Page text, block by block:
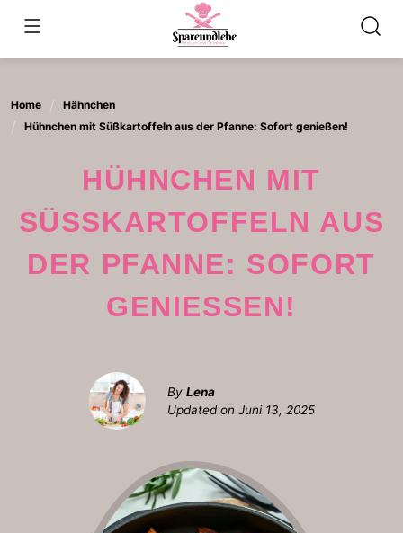
content
Home
Hähnchen
Hühnchen mit Süßkartoffeln aus der Pfanne: Sofort genießen!
HÜHNCHEN MIT
SÜSSKARTOFFELN AUS D
ER PFANNE: SOFORT G
ENIESSEN!
By Lena
Updated on Juni 13, 2025